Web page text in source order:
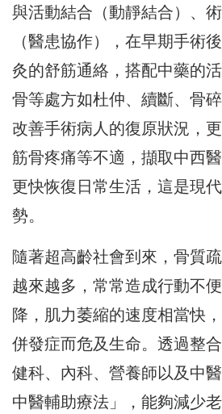
與活動結合（動靜結合）、
（醫患協作），在早期手術
灸的舒筋通絡，搭配中藥的活
骨等處方如杜仲、續斷、骨碎
改善手術病人的復原狀況，
筋骨疼痛等不適，擷取中西醫
更快恢復日常生活，這是現
勢。
隨著超高齡社會到來，骨質
越來越多， 常常造成行動不
降，肌力萎縮的速度相當快，
併發症而危及生命。透過整
健科、 內科、營養師以及中
中醫輔助療法」， 能夠減少